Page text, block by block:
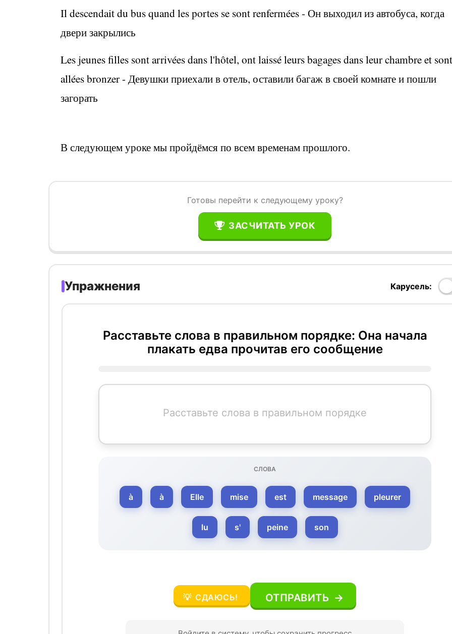
Il descendait du bus quand les portes se sont renfermées - Он выходил из автобуса, когда
двери закрылись
Les jeunes filles sont arrivées dans l'hôtel, ont laissé leurs bagages dans leur chambre et sont
allées bronzer - Девушки приехали в отель, оставили багаж в своей комнате и пошли
загорать
В следующем уроке мы пройдёмся по всем временам прошлого.
Готовы перейти к следующему уроку?
ЗАСЧИТАТЬ УРОК
Упражнения Карусель:
Расставьте слова в правильном порядке: Она начала
плакать едва прочитав его сообщение
Расставьте слова в правильном порядке
СЛОВА
à à Elle mise est message pleurer
lu s' peine son
💡 СДАЮСЬ! ОТПРАВИТЬ →